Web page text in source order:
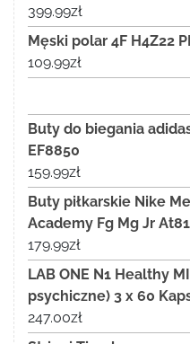
399.99zł
Męski polar 4F H4Z22
109.99zł
Buty do biegania
EF8850
159.99zł
Buty piłkarskie Nike
Academy Fg Mg Jr
179.99zł
LAB ONE N1 Healthy
psychiczne) 3 x 60
247.00zł